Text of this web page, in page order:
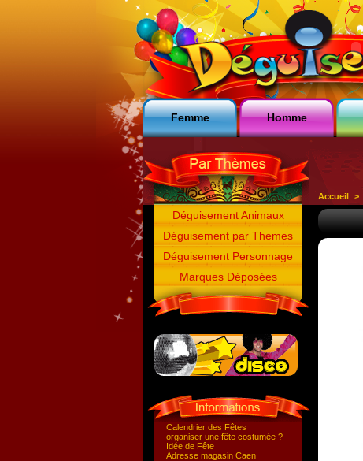
Femme Homme
Déguisement Animaux
Déguisement par Themes
Déguisement Personnage
Marques Déposées
Calendrier des Fêtes
organiser une fête costumée ?
Idée de Fête
Adresse magasin Caen
Accueil >